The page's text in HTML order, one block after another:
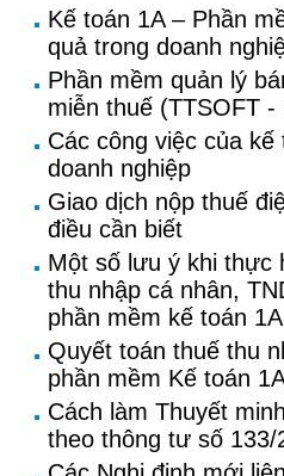
Kế toán 1A – Phần
quả trong doanh
Phần mềm quản lý
miễn thuế (TTSOFT -
Các công việc của kế
doanh nghiệp
Giao dịch nộp thuế
điều cần biết
Một số lưu ý khi thực
thu nhập cá nhân,
phần mềm kế toán 1A
Quyết toán thuế thu
phần mềm Kế toán
Cách làm Thuyết
theo thông tư số 133/